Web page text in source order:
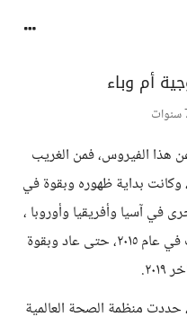
أم وباء
هذا الفيروس، فمن الغريب
وكانت بداية ظهوره وبقوة في
بلدان أخرى في آسيا وأفريقيا وأوروبا ،
وآخر إصابات قد تم رصدها كانت في عام ٢٠١٥، حتى عاد وبقوة
في أوائل شهر يناير عام 2020 ، حددت منظمة الصحة العالمية